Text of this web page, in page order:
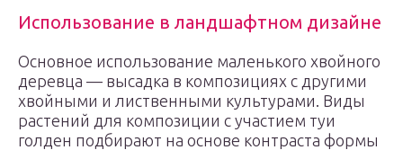
Использование в ландшафтном дизайне
Основное использование маленького хвойного
деревца — высадка в композициях с другими
хвойными и лиственными культурами. Виды
растений для композиции с участием туи
голден подбирают на основе контраста формы